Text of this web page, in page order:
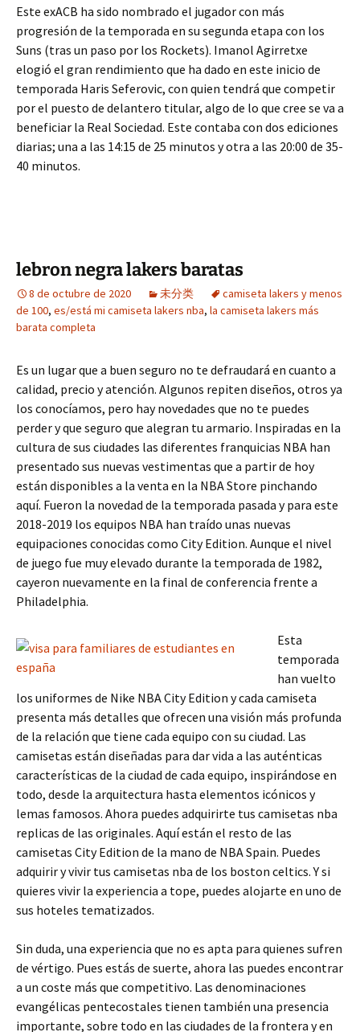
Este exACB ha sido nombrado el jugador con más
progresión de la temporada en su segunda etapa con los
Suns (tras un paso por los Rockets). Imanol Agirretxe
elogió el gran rendimiento que ha dado en este inicio de
temporada Haris Seferovic, con quien tendrá que competir
por el puesto de delantero titular, algo de lo que cree se va a
beneficiar la Real Sociedad. Este contaba con dos ediciones
diarias; una a las 14:15 de 25 minutos y otra a las 20:00 de 35-
40 minutos.
lebron negra lakers baratas
8 de octubre de 2020 未分类
camiseta lakers y menos
de 100, es/está mi camiseta lakers nba, la camiseta lakers más
barata completa
Es un lugar que a buen seguro no te defraudará en cuanto a
calidad, precio y atención. Algunos repiten diseños, otros ya
los conocíamos, pero hay novedades que no te puedes
perder y que seguro que alegran tu armario. Inspiradas en la
cultura de sus ciudades las diferentes franquicias NBA han
presentado sus nuevas vestimentas que a partir de hoy
están disponibles a la venta en la NBA Store pinchando
aquí. Fueron la novedad de la temporada pasada y para este
2018-2019 los equipos NBA han traído unas nuevas
equipaciones conocidas como City Edition. Aunque el nivel
de juego fue muy elevado durante la temporada de 1982,
cayeron nuevamente en la final de conferencia frente a
Philadelphia.
Esta
temporada
han vuelto
los uniformes de Nike NBA City Edition y cada camiseta
presenta más detalles que ofrecen una visión más profunda
de la relación que tiene cada equipo con su ciudad. Las
camisetas están diseñadas para dar vida a las auténticas
características de la ciudad de cada equipo, inspirándose en
todo, desde la arquitectura hasta elementos icónicos y
lemas famosos. Ahora puedes adquirirte tus camisetas nba
replicas de las originales. Aquí están el resto de las
camisetas City Edition de la mano de NBA Spain. Puedes
adquirir y vivir tus camisetas nba de los boston celtics. Y si
quieres vivir la experiencia a tope, puedes alojarte en uno de
sus hoteles tematizados.
Sin duda, una experiencia que no es apta para quienes sufren
de vértigo. Pues estás de suerte, ahora las puedes encontrar
a un coste más que competitivo. Las denominaciones
evangélicas pentecostales tienen también una presencia
importante, sobre todo en las ciudades de la frontera y en